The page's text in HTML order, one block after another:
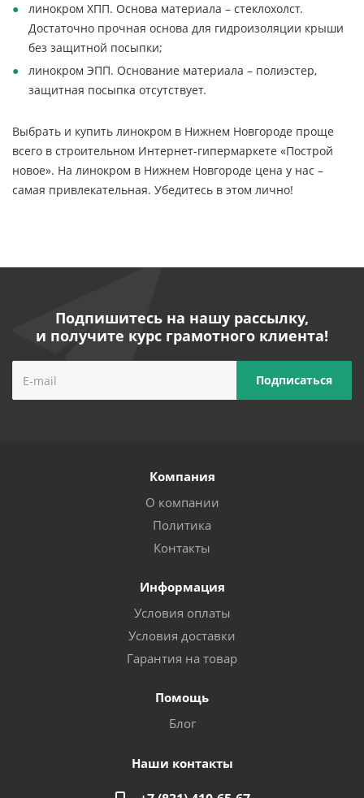
линокром ХПП. Основа материала – стеклохолст.
Достаточно прочная основа для гидроизоляции крыши
без защитной посыпки;
линокром ЭПП. Основание материала – полиэстер,
защитная посыпка отсутствует.
Выбрать и купить линокром в Нижнем Новгороде проще
всего в строительном Интернет-гипермаркете «Построй
новое». На линокром в Нижнем Новгороде цена у нас –
самая привлекательная. Убедитесь в этом лично!
Подпишитесь на нашу рассылку,
и получите курс грамотного клиента!
Компания
О компании
Политика
Контакты
Информация
Условия оплаты
Условия доставки
Гарантия на товар
Помощь
Блог
Наши контакты